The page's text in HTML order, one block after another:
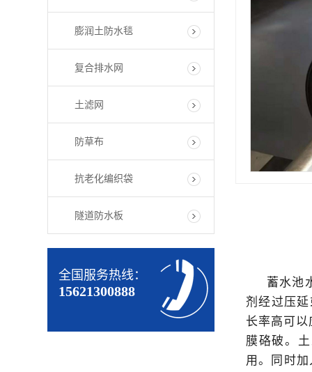
膨润土防水毯
复合排水网
土滤网
防草布
抗老化编织袋
隧道防水板
全国服务热线：
15621300888
蓄水池
剂经过压
长率高可
膜硌破。
用。同时